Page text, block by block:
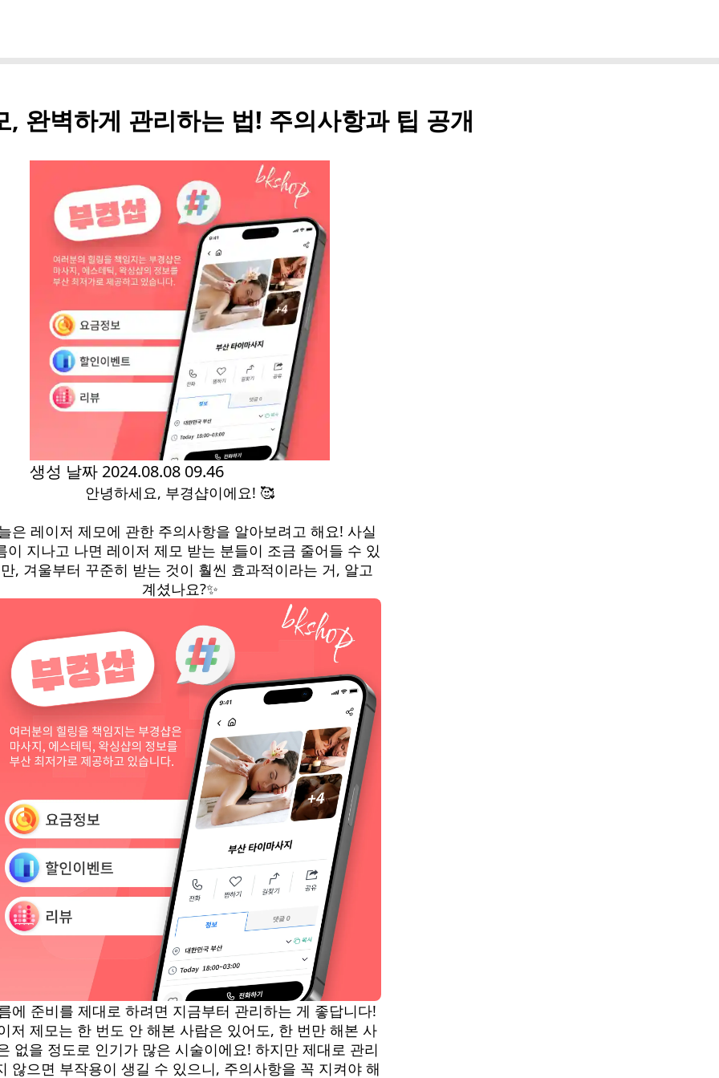
, 완벽하게 관리하는 법! 주의사항과 팁 공개
생성 날짜 2024.08.08 09.46
안녕하세요, 부경샵이에요! 🥰
은 레이저 제모에 관한 주의사항을 알아보려고 해요! 사실
이 지나고 나면 레이저 제모 받는 분들이 조금 줄어들 수 있
, 겨울부터 꾸준히 받는 것이 훨씬 효과적이라는 거, 알고
계셨나요?✨
에 준비를 제대로 하려면 지금부터 관리하는 게 좋답니다!
저 제모는 한 번도 안 해본 사람은 있어도, 한 번만 해본 사
없을 정도로 인기가 많은 시술이에요! 하지만 제대로 관리
않으면 부작용이 생길 수 있으니, 주의사항을 꼭 지켜야 해